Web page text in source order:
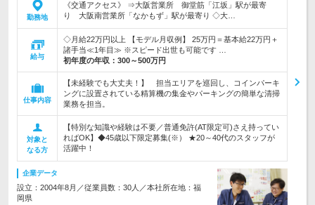
勤務地
《交通アクセス》 ⇒大阪営業所 御堂筋「江坂」駅が最寄
り 大阪南営業所「なかもず」駅が最寄り ◇大…
給与
◇月給22万円以上 【モデル月収例】 25万円＝基本給22万円＋
諸手当≪1年目≫ ※スピード出世も可能です …
初年度の年収： 300～500万円
仕事内容
【未経験でも大丈夫！】 担当エリアを巡回し、コインパーキ
ングに設置されている精算機の集金やパーキングの簡単な清掃
業務を担当。
対象と
なる方
【特別な知識や経験は不要／普通免許(AT限定可)さえ持ってい
ればOK】◆45歳以下限定募集(※） ★20～40代のスタッフが
活躍中！
企業データ
設立：2004年8月／従業員数：30人／本社所在地：福
岡県